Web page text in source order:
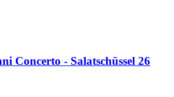
Concerto -​ Salatschüssel 26